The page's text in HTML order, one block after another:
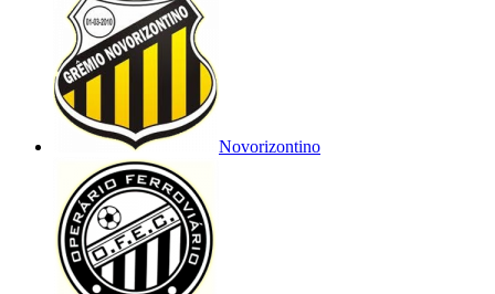
Novorizontino